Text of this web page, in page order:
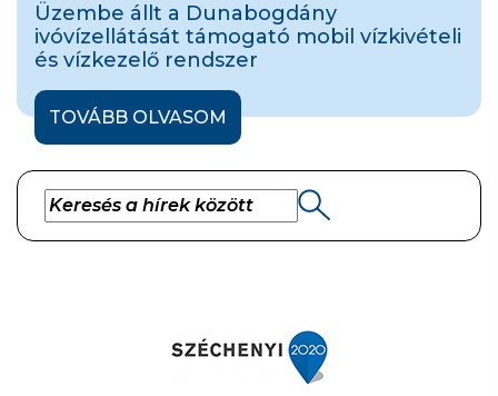
Üzembe állt a Dunabogdány
ivóvízellátását támogató mobil vízkivételi
és vízkezelő rendszer
TOVÁBB OLVASOM